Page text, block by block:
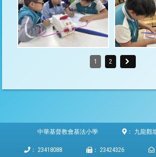
1 2
中華基督教會基法小學 ： 九龍觀
： 23418088 ： 23424326